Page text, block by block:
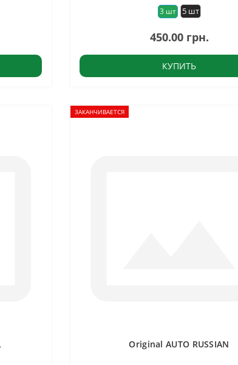
3 шт 5 шт
450.00 грн.
КУПИТЬ
ЗАКАНЧИВАЕТСЯ
Original AUTO RUSSIAN